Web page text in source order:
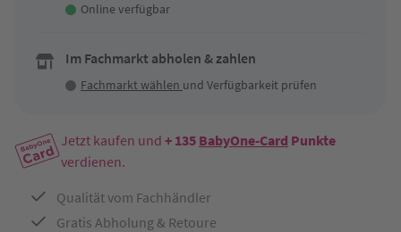
Online verfügbar
Im Fachmarkt abholen & zahlen
Fachmarkt wählen und Verfügbarkeit prüfen
Jetzt kaufen und + 135 BabyOne-Card Punkte
verdienen.
Qualität vom Fachhändler
Gratis Abholung & Retoure